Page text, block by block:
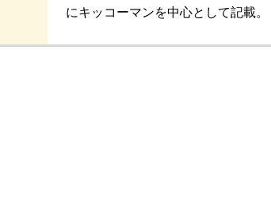
にキッコーマンを中心として記載。